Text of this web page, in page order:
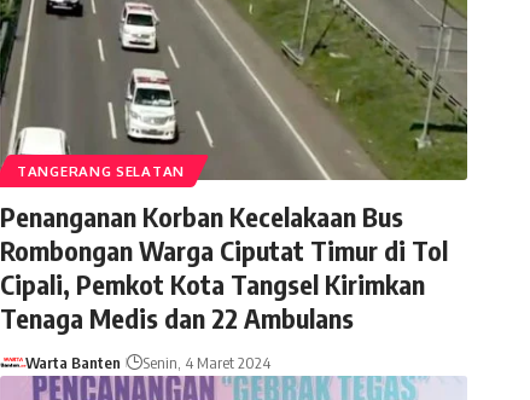
TANGERANG SELATAN
Penanganan Korban Kecelakaan Bus
Rombongan Warga Ciputat Timur di Tol
Cipali, Pemkot Kota Tangsel Kirimkan
Tenaga Medis dan 22 Ambulans
Warta Banten Senin, 4 Maret 2024